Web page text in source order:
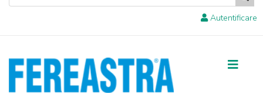
Autentificare